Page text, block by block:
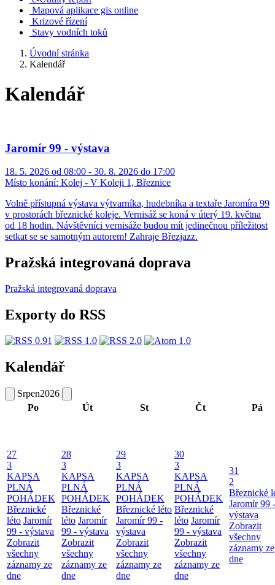
Mapová aplikace gis online
Krizové řízení
Stavy vodních toků
Úvodní stránka
Kalendář
Kalendář
Jaromír 99 - výstava
18. 5. 2026 od 08:00 - 30. 8. 2026 do 17:00
Místo konání: Kolej - V Koleji 1, Březnice
Volně přístupná výstava výtvarníka, hudebníka a textaře Jaromíra 99
v prostorách březnické koleje. Vernisáž se koná v úterý 19. května
od 18 hodin. Návštěvníci vernisáže budou mít jedinečnou příležitost
setkat se se samotným autorem! Zahraje Březjazz.
Pražská integrovaná doprava
Pražská integrovaná doprava
Exporty do RSS
Kalendář
Srpen2026
Po
Út St Čt Pá
27
3
KAPSA
PLNÁ
POHÁDEK
Březnické
léto Jaromír
99 - výstava
Zobrazit
všechny
záznamy ze
dne
28
3
KAPSA
PLNÁ
POHÁDEK
Březnické
léto Jaromír
99 - výstava
Zobrazit
všechny
záznamy ze
dne
29
3
KAPSA
PLNÁ
POHÁDEK
Březnické léto
Jaromír 99 -
výstava
Zobrazit
všechny
záznamy ze
dne
30
3
KAPSA
PLNÁ
POHÁDEK
Březnické
léto Jaromír
99 - výstava
Zobrazit
všechny
záznamy ze
dne
31
2
Březnické
Jaromír 99 -
výstava
Zobrazit
všechny
záznamy ze
dne